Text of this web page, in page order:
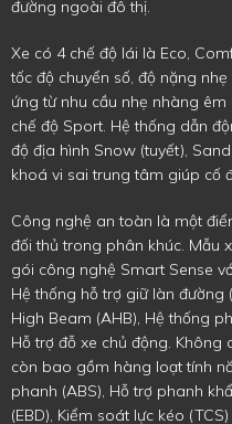
đường ngoài đô thị.
Xe có 4 chế độ lái là Eco,
tốc độ chuyển số, độ nặng
ứng từ nhu cầu nhẹ nhàng
chế độ Sport. Hệ thống dẫn
độ địa hình Snow (tuyết),
khoá vi sai trung tâm giúp cố
Công nghệ an toàn là một
đối thủ trong phân khúc. Mẫu
gói công nghệ Smart Sense
Hệ thống hỗ trợ giữ làn đường
High Beam (AHB), Hệ thống
Hỗ trợ đỗ xe chủ động. Không
còn bao gồm hàng loạt tính
phanh (ABS), Hỗ trợ phanh
(EBD), Kiểm soát lực kéo